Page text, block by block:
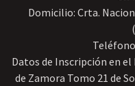
Domicilio: Crta.
Datos de Inscripción en
de Zamora Tomo 21 de